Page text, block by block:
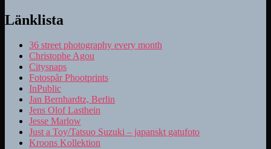
Länklista
36 street photography every month
Christophe Agou
Citysnaps
Fotospår Phootprints
InPublic
Jan Bernhardtz, Berlin
Jens Olof Lasthein
Jesse Marlow
Just a Toy/Tatsuo Suzuki – japanskt gatufoto
Kroons Kollektion